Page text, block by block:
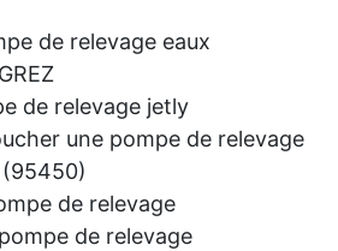
de relevage eaux
de relevage jetly
une pompe de relevage
(95450)
de relevage
de relevage